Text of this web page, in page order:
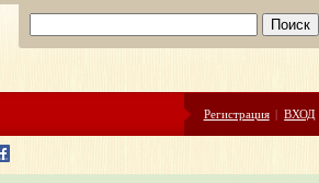
Регистрация | ВХОД